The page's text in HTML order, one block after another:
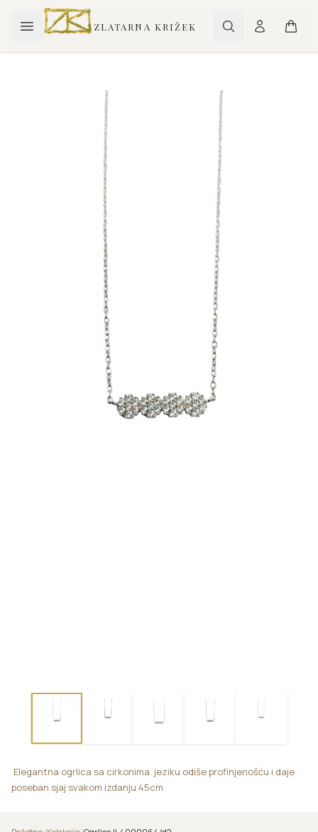
ZLATARNA KRIŽEK
Elegantna ogrlica sa cirkonima jeziku odiše profinjenošću i daje
poseban sjaj svakom izdanju.45cm